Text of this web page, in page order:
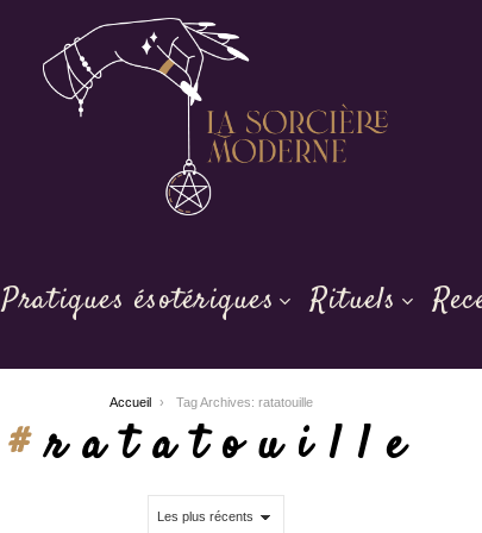
Pratiques ésotériques Rituels
Accueil Tag Archives: ratatouille
ratatouille